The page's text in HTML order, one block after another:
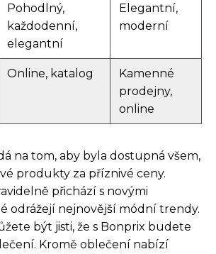
Pohodlný,
každodenní,
elegantní
Elegantní,
moderní
Online, katalog
Kamenné
prodejny,
online
na tom, aby byla dostupná všem,
produkty za příznivé ceny.
přichází s novými
odrážejí nejnovější módní trendy.
být jisti, že s Bonprix budete
Kromě oblečení nabízí